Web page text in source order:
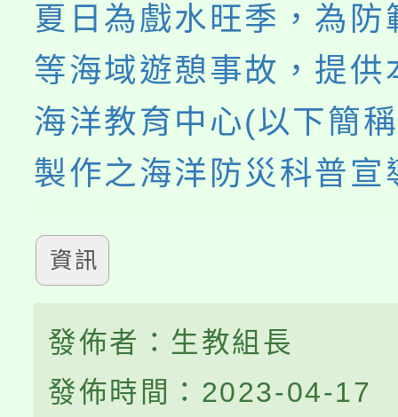
夏日為戲水旺季，為防
等海域遊憩事故，提供
海洋教育中心(以下簡
製作之海洋防災科普宣
資訊
發佈者：生教組長
發佈時間：2023-04-17